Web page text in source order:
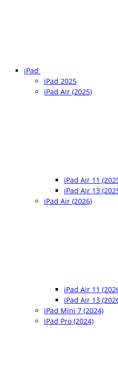
iPad
iPad 2025
iPad Air (2025)
iPad Air 11
iPad Air 13
iPad Air (2026)
iPad Air 11
iPad Air 13
iPad Mini 7 (2024)
iPad Pro (2024)